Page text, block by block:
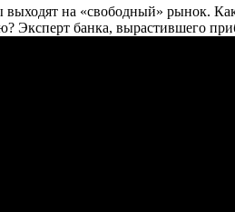
на «свободный» рынок.
Эксперт банка, вырастившего